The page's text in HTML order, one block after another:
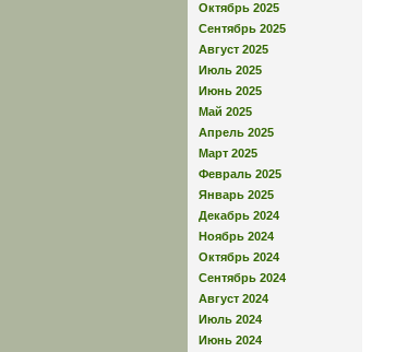
Октябрь 2025
Сентябрь 2025
Август 2025
Июль 2025
Июнь 2025
Май 2025
Апрель 2025
Март 2025
Февраль 2025
Январь 2025
Декабрь 2024
Ноябрь 2024
Октябрь 2024
Сентябрь 2024
Август 2024
Июль 2024
Июнь 2024